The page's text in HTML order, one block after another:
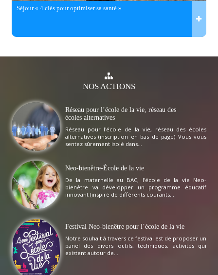
Séjour « 4 clés pour optimiser sa santé »
NOSACTIONS
Réseau pour l’école de la vie, réseau des
écoles alternatives
Réseau pour l'école de la vie, réseau des écoles
alternatives (inscription en bas de page) Vous vous
sentez sûrement isolé dans...
Neo-bienêtre-École de la vie
De la maternelle au BAC, l'école de la vie Neo-
bienêtre va développer un programme éducatif
innovant (inspiré de différents courants...
Festival Neo-bienêtre pour l’école de la vie
Notre souhait à travers ce festival est de proposer un
panel des divers outils, techniques, activités qui
existent autour de...